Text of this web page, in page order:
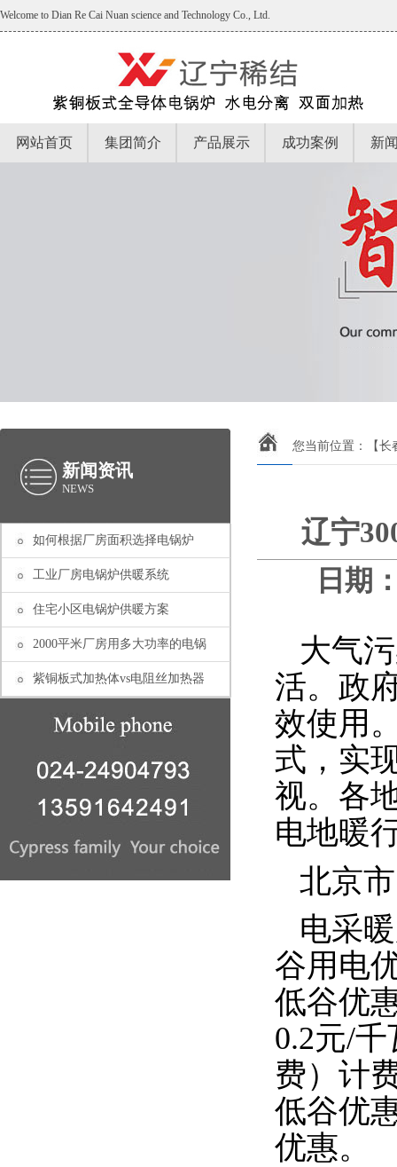
Welcome to Dian Re Cai Nuan science and Technology Co., Ltd.
网站首页 集团简介 产品展示 成功案例 新
新闻资讯
NEWS
如何根据厂房面积选择电锅炉
工业厂房电锅炉供暖系统
住宅小区电锅炉供暖方案
2000平米厂房用多大功率的电锅
紫铜板式加热体vs电阻丝加热器
您当前位置： 【
辽宁
日期
大气
活。政
效使用
式，实
视。各
电地暖
北京
电采
谷用电
低谷优
0.2元/千
费）计
低谷优
优惠。